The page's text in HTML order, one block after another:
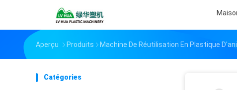
Aperçu Produits Machine De Réutilisation En Plastique
Catégories